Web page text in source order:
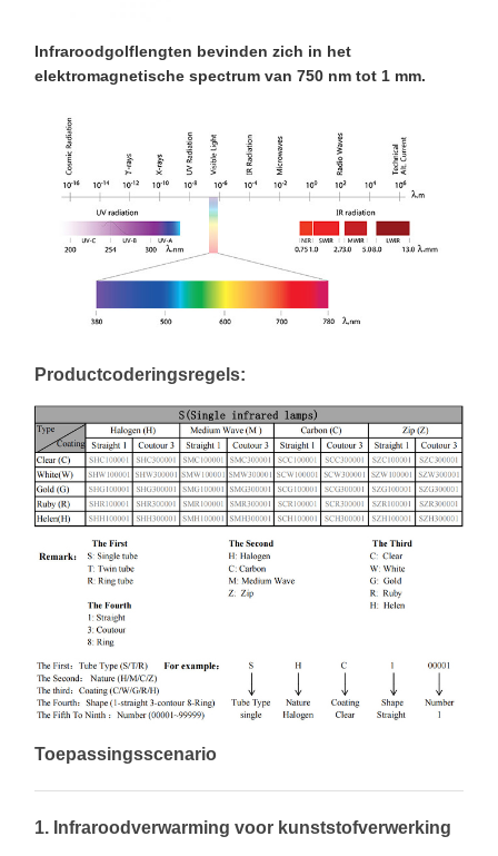
Infraroodgolflengten bevinden zich in het
elektromagnetische spectrum van 750 nm tot 1 mm.
Productcoderingsregels:
Toepassingsscenario
1. Infraroodverwarming voor kunststofverwerking